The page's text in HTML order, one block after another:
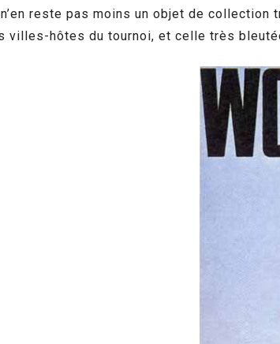
reste pas moins un objet de
hôtes du tournoi, et celle très